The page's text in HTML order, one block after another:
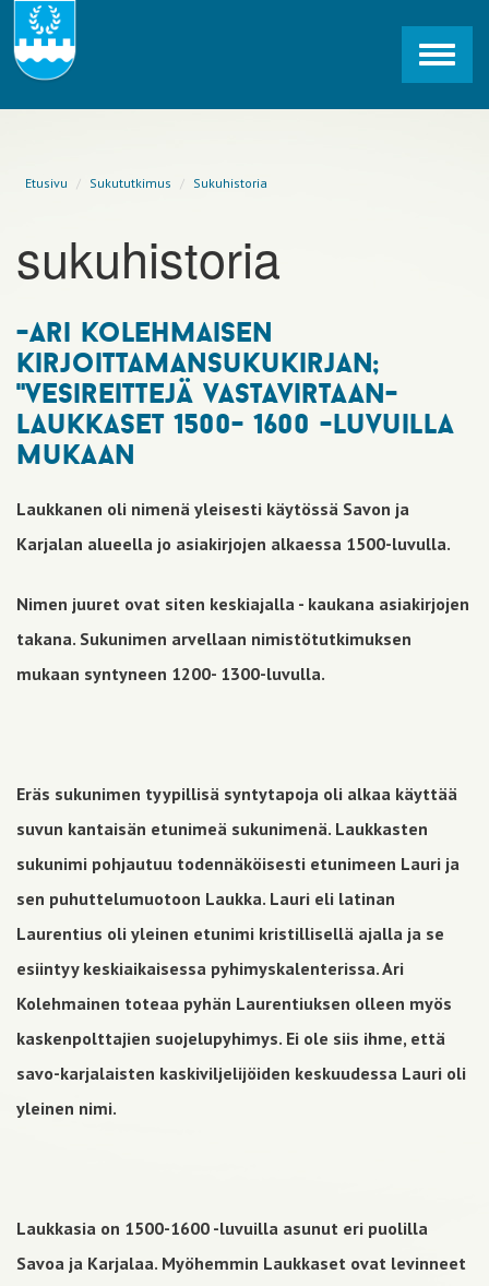
Etusivu Sukututkimus Sukuhistoria
sukuhistoria
-ari kolehmaisen
kirjoittamansukukirjan;
"vesireittejä vastavirtaan-
laukkaset 1500- 1600 -luvuilla
mukaan
Laukkanen oli nimenä yleisesti käytössä Savon ja
Karjalan alueella jo asiakirjojen alkaessa 1500-luvulla.
Nimen juuret ovat siten keskiajalla - kaukana asiakirjojen
takana. Sukunimen arvellaan nimistötutkimuksen
mukaan syntyneen 1200- 1300-luvulla.
Eräs sukunimen tyypillisä syntytapoja oli alkaa käyttää
suvun kantaisän etunimeä sukunimenä. Laukkasten
sukunimi pohjautuu todennäköisesti etunimeen Lauri ja
sen puhuttelumuotoon Laukka. Lauri eli latinan
Laurentius oli yleinen etunimi kristillisellä ajalla ja se
esiintyy keskiaikaisessa pyhimyskalenterissa. Ari
Kolehmainen toteaa pyhän Laurentiuksen olleen myös
kaskenpolttajien suojelupyhimys. Ei ole siis ihme, että
savo-karjalaisten kaskiviljelijöiden keskuudessa Lauri oli
yleinen nimi.
Laukkasia on 1500-1600 -luvuilla asunut eri puolilla
Savoa ja Karjalaa. Myöhemmin Laukkaset ovat levinneet